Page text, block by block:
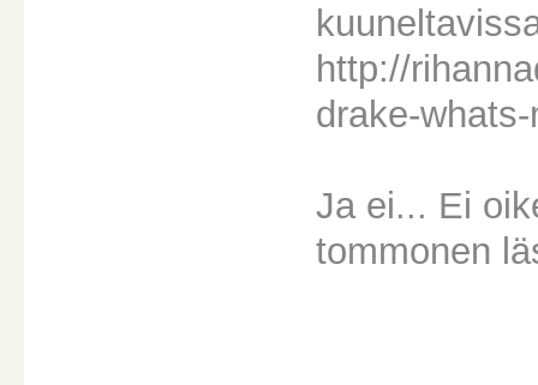
http://
drake-
Ja ei... Ei
tommonen